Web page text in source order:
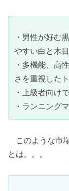
・男性が好む
やすい白と木
・多機能、高
さを重視した
・上級者向け
・ランニング
このような市
とは。。。